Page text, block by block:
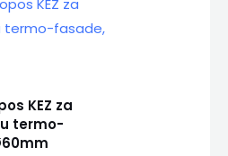
KEZ za
termo-